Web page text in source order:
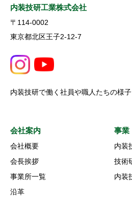
内装技研工業株式会社
〒114-0002
東京都北区王子2-12-7
内装技研で働く社員や職人たちの様子
会社案内
会社概要
会長挨拶
事業所一覧
沿革
事業
内装
技術
内装